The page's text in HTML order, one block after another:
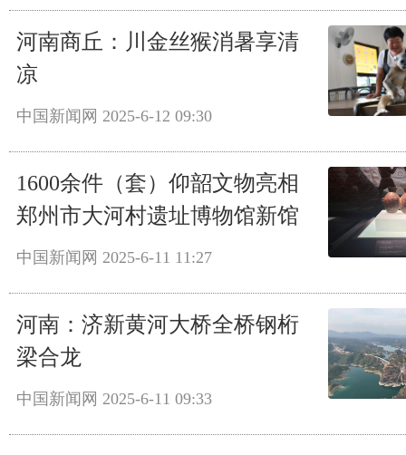
河南商丘：川金丝猴消暑享清
凉
中国新闻网 2025-6-12 09:30
1600余件（套）仰韶文物亮相
郑州市大河村遗址博物馆新馆
中国新闻网 2025-6-11 11:27
河南：济新黄河大桥全桥钢桁
梁合龙
中国新闻网 2025-6-11 09:33